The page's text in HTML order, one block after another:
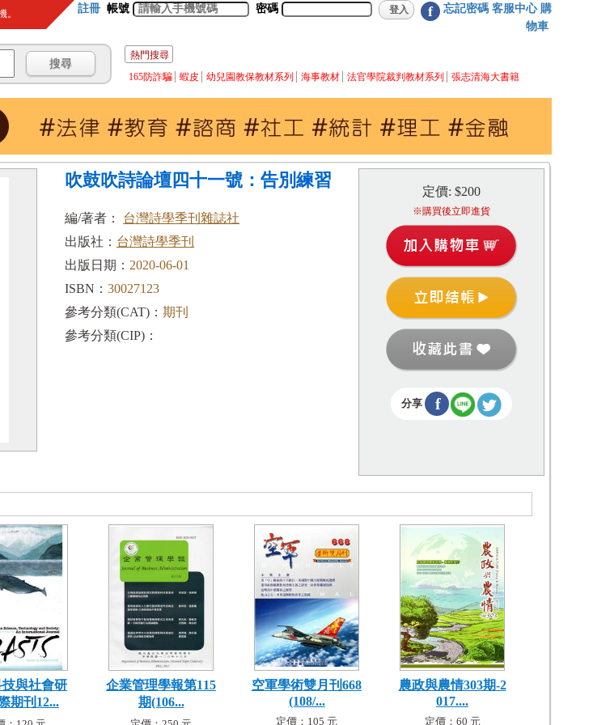
。 註冊 帳號 密碼 f 忘記密碼 客服中心 購
物車
熱門搜尋
165防詐騙
蝦皮 幼兒園教保教材系列 海事教材 法官學院裁判教材系列 張志清海大書籍
吹鼓吹詩論壇四十一號：告別練習
編/著者： 台灣詩學季刊雜誌社
出版社： 台灣詩學季刊
出版日期： 2020-06-01
ISBN： 30027123
參考分類(CAT)： 期刊
參考分類(CIP)：
定價: $200
※購買後立即進貨
分享 f
與社會研
期刊12...
企業管理學報第115
期(106...
空軍學術雙月刊668
(108/...
定價：105 元
農政與農情303期-2
017....
定價：60 元